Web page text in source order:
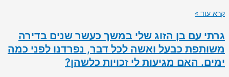
קרא עוד »
גרתי עם בן הזוג שלי במשך כעשר שנים בדירה
משותפת כבעל ואשה לכל דבר, נפרדנו לפני כמה
ימים. האם מגיעות לי זכויות כלשהן?